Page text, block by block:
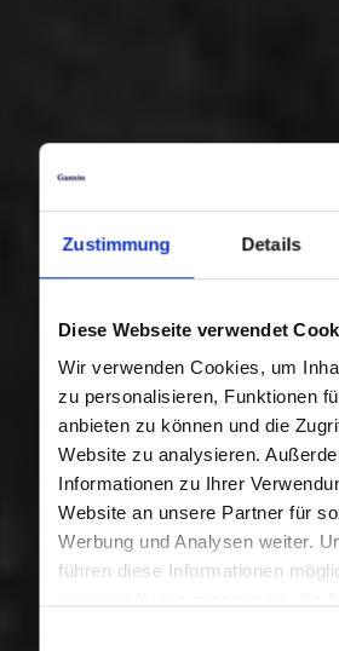
Zustimmung Details
Diese Webseite verwendet
Wir verwenden Cookies, um
zu personalisieren, Funktionen
anbieten zu können und die
Website zu analysieren.
Informationen zu Ihrer
Website an unsere Partner für
Werbung und Analysen weiter.
führen diese Informationen